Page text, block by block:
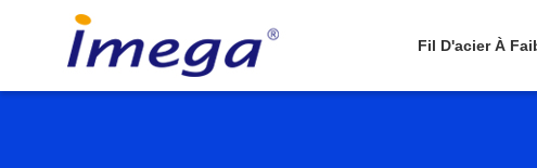
Fil D'acier À